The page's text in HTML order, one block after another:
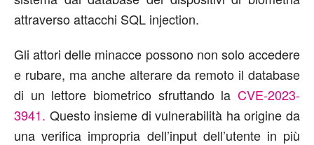
attraverso attacchi SQL injection.
Gli attori delle minacce possono non solo accedere
e rubare, ma anche alterare da remoto il database
di un lettore biometrico sfruttando la CVE-2023-
3941. Questo insieme di vulnerabilità ha origine da
una verifica impropria dell’input dell’utente in più